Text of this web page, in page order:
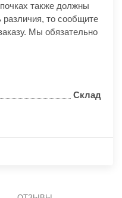
также должны
то сообщите
Мы обязательно
Склад